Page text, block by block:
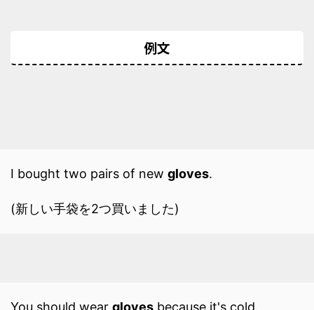
例文
I bought two pairs of new gloves.
(新しい手袋を2つ買いました)
You should wear gloves because it's cold.